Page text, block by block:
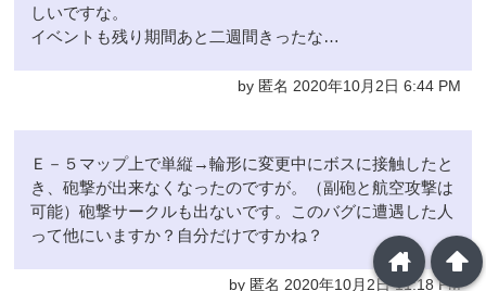
しいですな。
イベントも残り期間あと二週間きったな…
by 匿名 2020年10月2日 6:44 PM
Ｅ－５マップ上で単縦→輪形に変更中にボスに接触したと
き、砲撃が出来なくなったのですが。（副砲と航空攻撃は
可能）砲撃サークルも出ないです。このバグに遭遇した人
って他にいますか？自分だけですかね？
by 匿名 2020年10月2日 11:18 PM
arrowup
home